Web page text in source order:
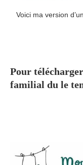
Voici ma version
Pour
familial du le